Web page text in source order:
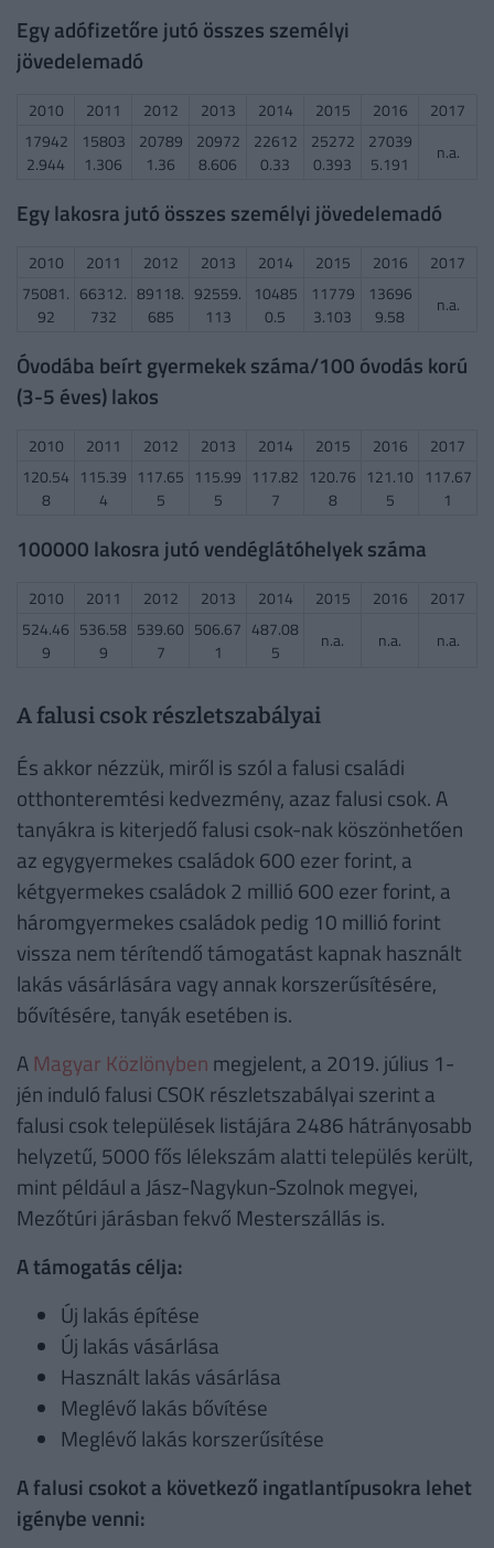
Egy adófizetőre jutó összes személyi
jövedelemadó
2010 2011 2012 2013 2014 2015 2016
2017
17942
2.944
15803
1.306
20789
1.36
20972
8.606
22612
0.33
25272
0.393
27039
5.191
n.a.
Egy lakosra jutó összes személyi jövedelemadó
2010 2011 2012 2013 2014 2015 2016
2017
75081.
92
66312.
732
89118.
685
92559.
113
10485
0.5
11779
3.103
13696
9.58
n.a.
Óvodába beírt gyermekek száma/100 óvodás korú
(3-5 éves) lakos
2010 2011 2012 2013 2014 2015 2016
2017
120.54
8
115.39
4
117.65
5
115.99
5
117.82
7
120.76
8
121.10
5
117.67
1
100000 lakosra jutó vendéglátóhelyek száma
2010 2011 2012 2013 2014 2015 2016
2017
524.46
9
536.58
9
539.60
7
506.67
1
487.08
5
n.a. n.a. n.a.
A falusi csok részletszabályai
És akkor nézzük, miről is szól a falusi családi
otthonteremtési kedvezmény, azaz falusi csok. A
tanyákra is kiterjedő falusi csok-nak köszönhetően
az egygyermekes családok 600 ezer forint, a
kétgyermekes családok 2 millió 600 ezer forint, a
háromgyermekes családok pedig 10 millió forint
vissza nem térítendő támogatást kapnak használt
lakás vásárlására vagy annak korszerűsítésére,
bővítésére, tanyák esetében is.
A Magyar Közlönyben megjelent, a 2019. július 1-
jén induló falusi CSOK részletszabályai szerint a
falusi csok települések listájára 2486 hátrányosabb
helyzetű, 5000 fős lélekszám alatti település került,
mint például a Jász-Nagykun-Szolnok megyei,
Mezőtúri járásban fekvő Mesterszállás is.
A támogatás célja:
Új lakás építése
Új lakás vásárlása
Használt lakás vásárlása
Meglévő lakás bővítése
Meglévő lakás korszerűsítése
A falusi csokot a következő ingatlantípusokra lehet
igénybe venni: